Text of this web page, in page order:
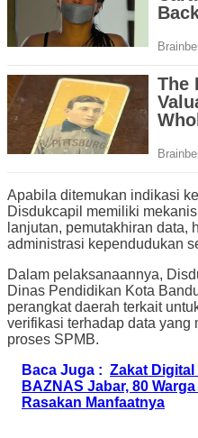
Apabila ditemukan indikasi
Disdukcapil memiliki
lanjutan, pemutakhiran data,
administrasi kependudukan
Dalam pelaksanaannya,
Dinas Pendidikan Kota
perangkat daerah terkait
verifikasi terhadap data yang
proses SPMB.
Baca Juga : Zakat
BAZNAS Jabar, 80
Rasakan Manfaatnya